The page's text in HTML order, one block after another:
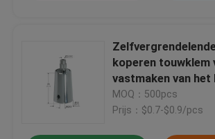
koperen touwklem
vastmaken van
MOQ：500pcs
Prijs：$0.7-$0.9/pcs